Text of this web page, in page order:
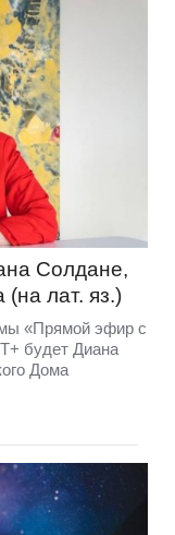
Солдане,
лат. яз.)
«Прямой эфир с
будет Диана
Дома